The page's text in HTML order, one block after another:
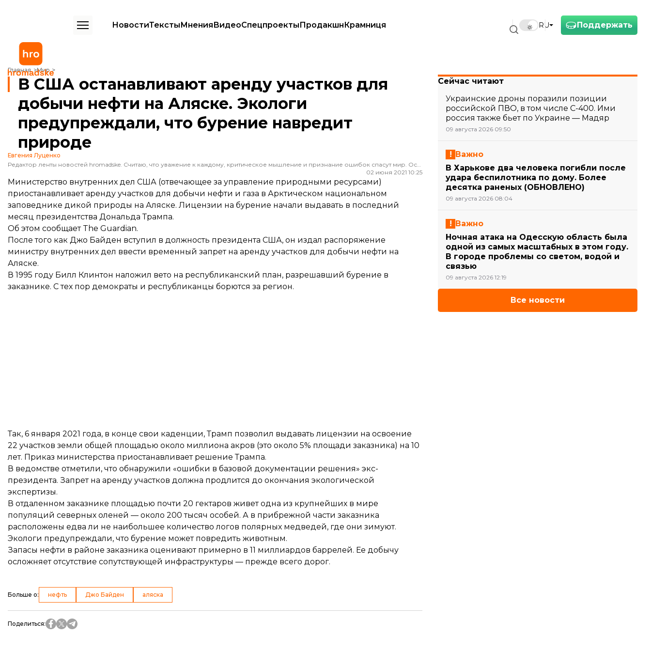
Поддержать
RU
НовостиТекстыМненияВидеоСпецпроектыПродакшнКрамниця
Главная Мир
В США останавливают аренду участков для добычи нефти на Аляске. Экологи предупреждали, что бурение навредит природе
В США останавливают аренду участков для
добычи нефти на Аляске. Экологи
предупреждали, что бурение навредит
природе
Евгения Луценко
Редактор ленты новостей hromadske. Считаю, что уважение к каждому, критическое мышление и признание ошибок спасут мир. Особенно люблю новости о науке и космос
02 июня 2021 10:25
Министерство внутренних дел США (отвечающее за управление природными ресурсами)
приостанавливает аренду участков для добычи нефти и газа в Арктическом национальном
заповеднике дикой природы на Аляске. Лицензии на бурение начали выдавать в последний
месяц президентства Дональда Трампа.
Об этом сообщаетThe Guardian.
После того как Джо Байден вступил в должность президента США, он издал распоряжение
министру внутренних дел ввести временный запрет на аренду участков для добычи нефти на
Аляске.
В 1995 году Билл Клинтон наложил вето на республиканский план, разрешавший бурение в
заказнике. С тех пор демократы и республиканцы борются за регион.
Так, 6 января 2021 года, в конце свои каденции, Трамп позволил выдавать лицензии на освоение
22 участков земли общей площадью около миллиона акров (это около 5% площади заказника) на 10
лет. Приказ министерства приостанавливает решение Трампа.
В ведомстве отметили, что обнаружили «ошибки в базовой документации решения» экс-
президента. Запрет на аренду участков должна продлится до окончания экологической
экспертизы.
В отдаленном заказнике площадью почти 20 гектаров живет одна из крупнейших в мире
популяций северных оленей — около 200 тысяч особей. А в прибрежной части заказника
расположены едва ли не наибольшее количество логов полярных медведей, где они зимуют.
Экологи предупреждали, что бурение может повредить животным.
Запасы нефти в районе заказника оценивают примерно в 11 миллиардов баррелей. Ее добычу
осложняет отсутствие сопутствующей инфраструктуры — прежде всего дорог.
Больше о: нефть Джо Байден аляска
Поделиться:
Сейчас читают
Украинские дроны поразили позиции
российской ПВО, в том числе С-400. Ими
россия также бьет по Украине — Мадяр
09 августа 2026 09:50
Важно
В Харькове два человека погибли после
удара беспилотника по дому. Более
десятка раненых (ОБНОВЛЕНО)
09 августа 2026 08:04
Важно
Ночная атака на Одесскую область была
одной из самых масштабных в этом году.
В городе проблемы со светом, водой и
связью
09 августа 2026 12:19
Все новости